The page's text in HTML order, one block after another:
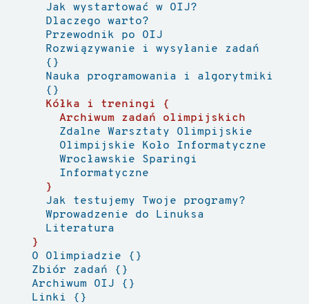
Jak wystartować w OIJ?
Dlaczego warto?
Przewodnik po OIJ
Rozwiązywanie i wysyłanie zadań
Nauka programowania i algorytmiki
Kółka i treningi
Archiwum zadań olimpijskich
Zdalne Warsztaty Olimpijskie
Olimpijskie Koło Informatyczne
Wrocławskie Sparingi
Informatyczne
Jak testujemy Twoje programy?
Wprowadzenie do Linuksa
Literatura
O Olimpiadzie
Zbiór zadań
Archiwum OIJ
Linki